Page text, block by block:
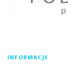
INFORMACJE